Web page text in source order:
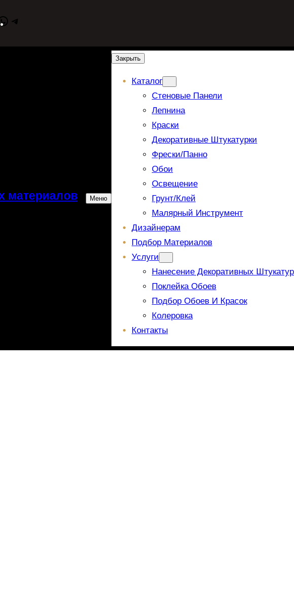
WhatsApp
материалов Меню
Закрыть
Каталог
Стеновые Панели
Лепнина
Краски
Декоративные Штукатурки
Фрески/панно
Обои
Освещение
Грунт/Клей
Малярный Инструмент
Дизайнерам
Подбор Материалов
Услуги
Нанесение Декоративных
Поклейка Обоев
Подбор Обоев И Красок
Колеровка
Контакты